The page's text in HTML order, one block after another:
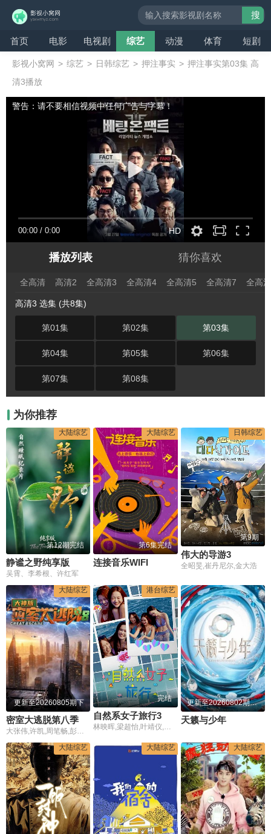
首页 电影 电视剧 综艺 动漫 体育 短剧
搜
影视小窝网 > 综艺 > 日韩综艺 > 押注事实 > 押注事实第03集 高
清3播放
00:00 / 0:00 HD
警告：请不要相信视频中任何广告与字幕！
播放列表 猜你喜欢
全高清 高清2 全高清3 全高清4 全高清5 全高清7 全高
高清3 选集 (共8集)
第01集 第02集 第03集
第04集 第05集 第06集
第07集 第08集
为你推荐
大陆综艺
第12期完结
静谧之野纯享版
吴霄、李希根、许红军
大陆综艺
第6集完结
连接音乐WIFI
日韩综艺
第9期
伟大的导游3
全昭旻,崔丹尼尔,金大浩
大陆综艺
更新至20260805期下
大张伟,许凯,周笔畅,彭昱畅,张真源,陈哲远
港台综艺
完结
自然系女子旅行3
林映晖,梁超怡,叶靖仪,黄滢仴
更新至20260802期纯享版
天籁与少年
大陆综艺 大陆综艺 大陆综艺